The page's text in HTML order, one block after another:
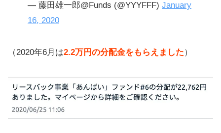
— 藤田雄一郎@Funds (@YYYFFF) January
16, 2020
（2020年6月は2.2万円の分配金をもらえました）